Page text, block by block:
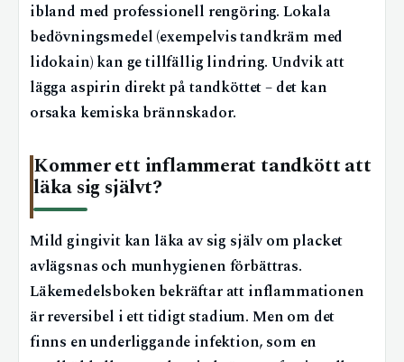
ibland med professionell rengöring. Lokala
bedövningsmedel (exempelvis tandkräm med
lidokain) kan ge tillfällig lindring. Undvik att
lägga aspirin direkt på tandköttet – det kan
orsaka kemiska brännskador.
Kommer ett inflammerat tandkött att
läka sig självt?
Mild gingivit kan läka av sig själv om placket
avlägsnas och munhygienen förbättras.
Läkemedelsboken bekräftar att inflammationen
är reversibel i ett tidigt stadium. Men om det
finns en underliggande infektion, som en